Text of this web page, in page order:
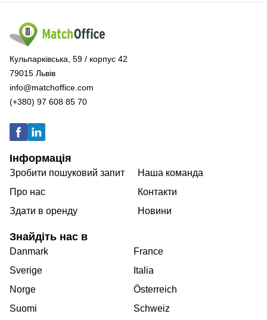
Кульпарківська, 59 / корпус 42
79015 Львів
info@matchoffice.com
(+380) 97 608 85 70
Інформація
Зробити пошуковий запит
Про нас
Здати в оренду
Наша команда
Контакти
Новини
Знайдіть нас в
Danmark
Sverige
Norge
Suomi
France
Italia
Österreich
Schweiz